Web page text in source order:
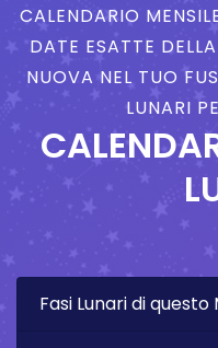
CALENDARIO
DATE ESATTE
NUOVA NEL TUO
LUNARI
Fasi Lunari di questo